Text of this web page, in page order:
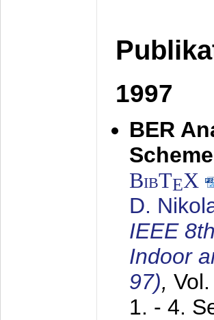
1997
BER
BibTEX
D.
IEEE
Indoor
97),
1. - 4.